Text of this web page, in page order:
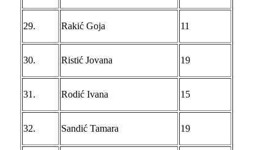
29. Rakić Goja 11
30. Ristić Jovana 19
31. Rodić Ivana 15
32. Sandić Tamara 19